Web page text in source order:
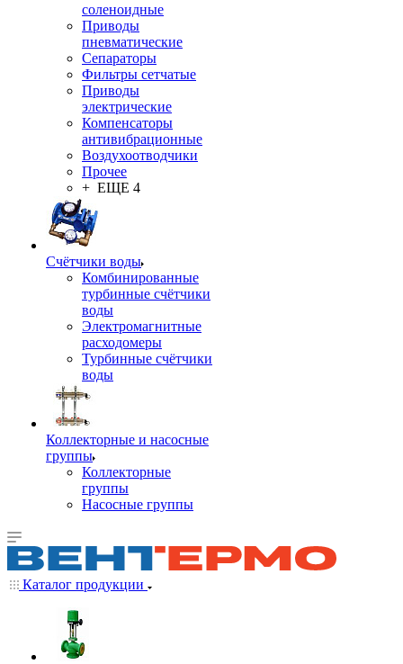
соленоидные
Приводы
пневматические
Сепараторы
Фильтры сетчатые
Приводы
электрические
Компенсаторы
антивибрационные
Воздухоотводчики
Прочее
+ ЕЩЕ 4
Счётчики воды
Комбинированные
турбинные счётчики
воды
Электромагнитные
расходомеры
Турбинные счётчики
воды
Коллекторные и насосные
группы
Коллекторные
группы
Насосные группы
Каталог продукции